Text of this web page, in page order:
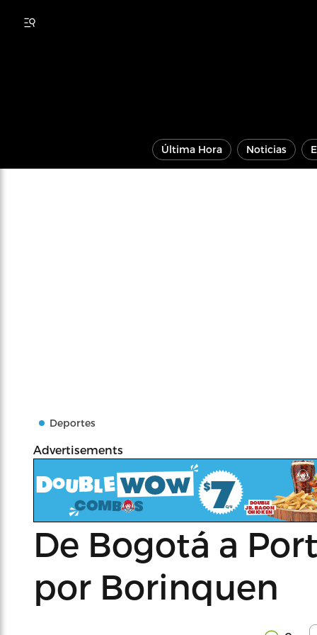
Última Hora Noticias
Deportes
Advertisements
De Bogotá a
por Borinquen